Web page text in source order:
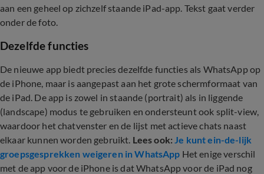
aan een geheel op zichzelf staande iPad-app. Tekst gaat verder
onder de foto.
Dezelfde functies
De nieuwe app biedt precies dezelfde functies als WhatsApp op
de iPhone, maar is aangepast aan het grote schermformaat van
de iPad. De app is zowel in staande (portrait) als in liggende
(landscape) modus te gebruiken en ondersteunt ook split-view,
waardoor het chatvenster en de lijst met actieve chats naast
elkaar kunnen worden gebruikt. Lees ook:Je kunt ein-de-lijk
groepsgesprekken weigeren in WhatsApp Het enige verschil
met de app voor de iPhone is dat WhatsApp voor de iPad nog